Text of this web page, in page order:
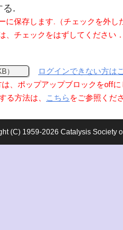
る.
に保存します.（チェックを外し
、チェックをはずしてください．
）
ログインできない方は
、ポップアップブロックをoffに
る方法は、 こちら をご参照くだ
(C) 1959-2026 Catalysis Society